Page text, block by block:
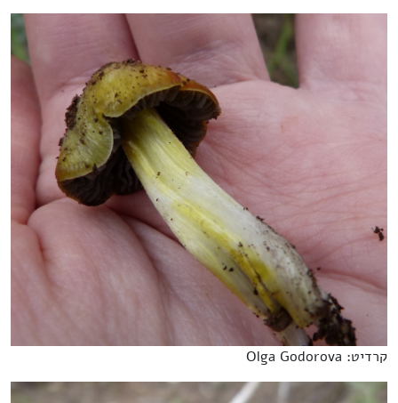
קרדיט: Olga Godorova